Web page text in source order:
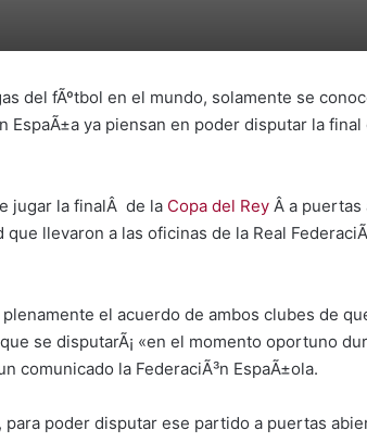
del fÃºtbol en el mundo, solamente se
ya piensan en poder disputar la final
jugar la finalÂ de la Copa del Rey Â a puertas
llevaron a las oficinas de la Real
el acuerdo de ambos clubes de
se disputarÃ¡ «en el momento oportuno
comunicado la FederaciÃ³n EspaÃ±ola.
poder disputar ese partido a puertas